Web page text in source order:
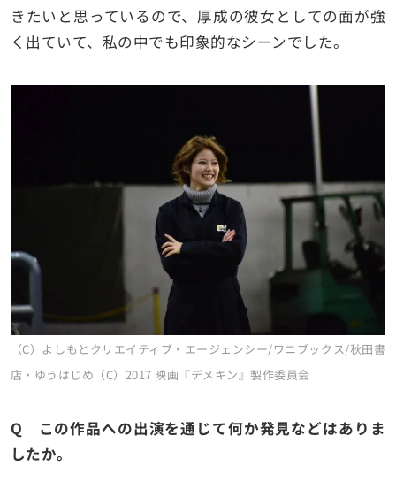
きたいと思っているので、厚成の彼女としての面が強
く出ていて、私の中でも印象的なシーンでした。
（C）よしもとクリエイティブ・エージェンシー/ワニブックス/秋田書
店・ゆうはじめ（C）2017 映画『デメキン』製作委員会
Q この作品への出演を通じて何か発見などはありま
したか。